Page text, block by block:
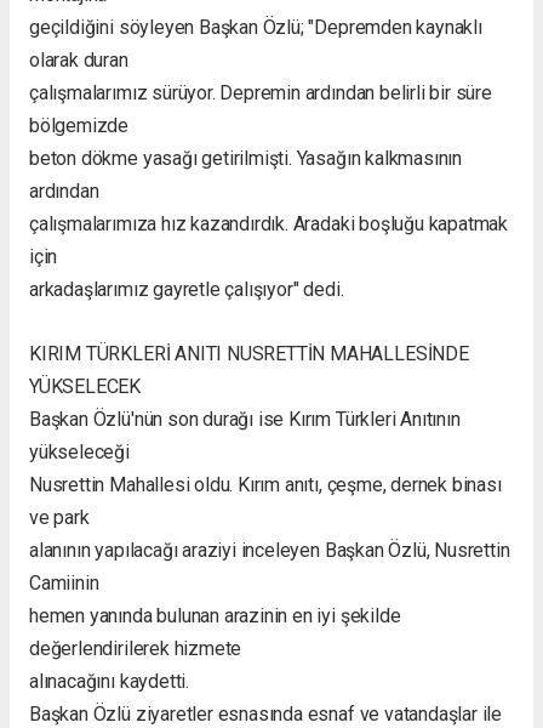
geçildiğini söyleyen Başkan Özlü; "Depremden kaynaklı
olarak duran
çalışmalarımız sürüyor. Depremin ardından belirli bir süre
bölgemizde
beton dökme yasağı getirilmişti. Yasağın kalkmasının
ardından
çalışmalarımıza hız kazandırdık. Aradaki boşluğu kapatmak
için
arkadaşlarımız gayretle çalışıyor" dedi.
KIRIM TÜRKLERİ ANITI NUSRETTİN MAHALLESİNDE
YÜKSELECEK
Başkan Özlü'nün son durağı ise Kırım Türkleri Anıtının
yükseleceği
Nusrettin Mahallesi oldu. Kırım anıtı, çeşme, dernek binası
ve park
alanının yapılacağı araziyi inceleyen Başkan Özlü, Nusrettin
Camiinin
hemen yanında bulunan arazinin en iyi şekilde
değerlendirilerek hizmete
alınacağını kaydetti.
Başkan Özlü ziyaretler esnasında esnaf ve vatandaşlar ile